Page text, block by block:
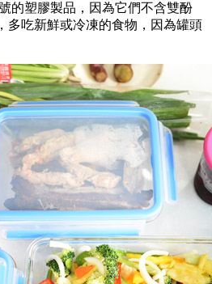
的塑膠製品，因為它們不含雙酚
多吃新鮮或冷凍的食物，因為罐頭